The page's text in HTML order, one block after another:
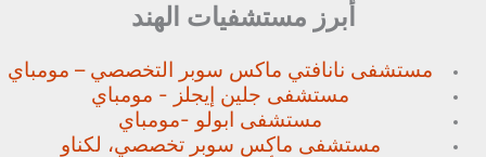
أبرز مستشفيات الهند
مستشفى نانافتي ماكس سوبر التخصصي – مومباي
مستشفى جلين إيجلز - مومباي
مستشفى ابولو -مومباي
مستشفى ماكس سوبر تخصصي، لكناو